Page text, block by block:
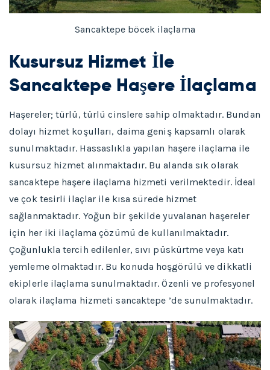
Sancaktepe böcek ilaçlama
Kusursuz Hizmet İle
Sancaktepe Haşere İlaçlama
Haşereler; türlü, türlü cinslere sahip olmaktadır. Bundan
dolayı hizmet koşulları, daima geniş kapsamlı olarak
sunulmaktadır. Hassaslıkla yapılan haşere ilaçlama ile
kusursuz hizmet alınmaktadır. Bu alanda sık olarak
sancaktepe haşere ilaçlama hizmeti verilmektedir. İdeal
ve çok tesirli ilaçlar ile kısa sürede hizmet
sağlanmaktadır. Yoğun bir şekilde yuvalanan haşereler
için her iki ilaçlama çözümü de kullanılmaktadır.
Çoğunlukla tercih edilenler, sıvı püskürtme veya katı
yemleme olmaktadır. Bu konuda hoşgörülü ve dikkatli
ekiplerle ilaçlama sunulmaktadır. Özenli ve profesyonel
olarak ilaçlama hizmeti sancaktepe ’de sunulmaktadır.